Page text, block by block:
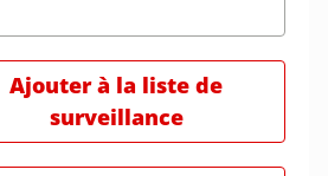
Ajouter à la liste de
surveillance